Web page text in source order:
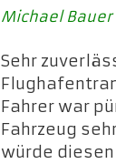
Michael Bauer
Sehr
Fahrer war
Fahrzeug
würde diesen